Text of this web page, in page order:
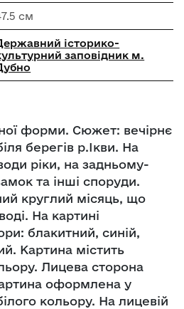
см
історико-
заповідник м.
форми. Сюжет: вечірнє
берегів р.Ікви. На
ріки, на задньому-
та інші споруди.
круглий місяць, що
На картині
блакитний, синій,
Картина містить
Лицева сторона
оформлена у
кольору. На лицевій